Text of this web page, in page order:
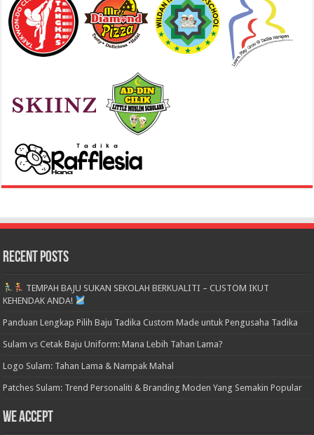
Recent Posts
TEMPAH BAJU SUKAN SEKOLAH BERKUALITI – CUSTOM IKUT
KEHENDAK ANDA!
Panduan Lengkap Pilih Baju Tadika Custom Made untuk Pengusaha Tadika
Sulam vs Cetak Baju Uniform: Mana Lebih Tahan Lama?
Logo Sulam: Tahan Lama & Nampak Mahal
Patches Sulam: Trend Personaliti & Branding Moden Yang Semakin Popular
We accept